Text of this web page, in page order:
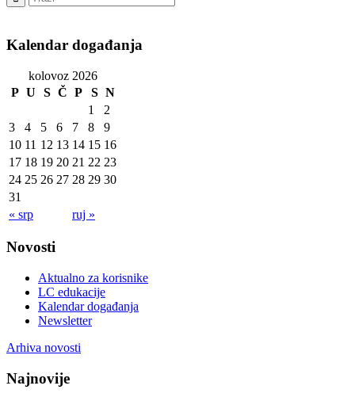
Kalendar događanja
kolovoz 2026
P U S Č P S N
1
2
3
4 5 6 7 8
9
10 11 12 13 14 15 16
17 18 19 20 21 22 23
24 25 26 27 28 29 30
31
« srp
ruj »
Novosti
Aktualno za korisnike
LC edukacije
Kalendar događanja
Newsletter
Arhiva novosti
Najnovije